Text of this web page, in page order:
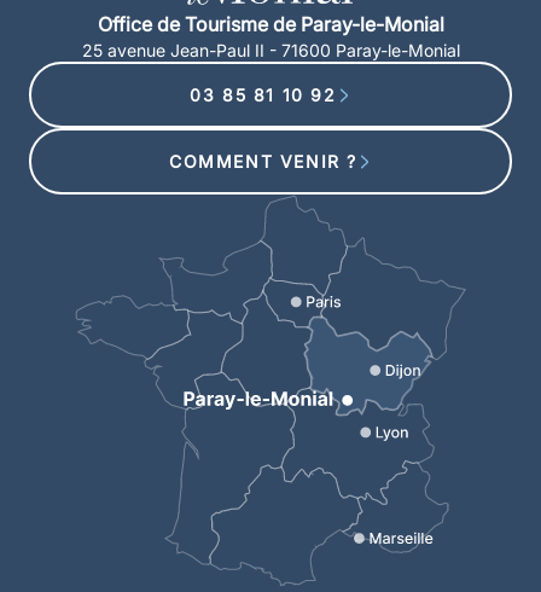
Office de Tourisme de Paray-le-Monial
25 avenue Jean-Paul II - 71600 Paray-le-Monial
03 85 81 10 92
COMMENT VENIR ?